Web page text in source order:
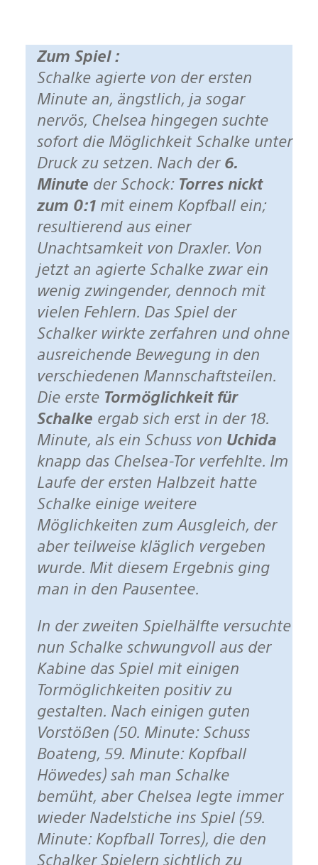
Zum Spiel :
Schalke agierte von der ersten
Minute an, ängstlich, ja sogar
nervös, Chelsea hingegen suchte
sofort die Möglichkeit Schalke unter
Druck zu setzen. Nach der 6.
Minute der Schock: Torres nickt
zum 0:1mit einem Kopfball ein;
resultierend aus einer
Unachtsamkeit von Draxler. Von
jetzt an agierte Schalke zwar ein
wenig zwingender, dennoch mit
vielen Fehlern. Das Spiel der
Schalker wirkte zerfahren und ohne
ausreichende Bewegung in den
verschiedenen Mannschaftsteilen.
Die erste Tormöglichkeit für
Schalke ergab sich erst in der 18.
Minute, als ein Schuss von Uchida
knapp das Chelsea-Tor verfehlte. Im
Laufe der ersten Halbzeit hatte
Schalke einige weitere
Möglichkeiten zum Ausgleich, der
aber teilweise kläglich vergeben
wurde. Mit diesem Ergebnis ging
man in den Pausentee.
In der zweiten Spielhälfte versuchte
nun Schalke schwungvoll aus der
Kabine das Spiel mit einigen
Tormöglichkeiten positiv zu
gestalten. Nach einigen guten
Vorstößen (50. Minute: Schuss
Boateng, 59. Minute: Kopfball
Höwedes) sah man Schalke
bemüht, aber Chelsea legte immer
wieder Nadelstiche ins Spiel (59.
Minute: Kopfball Torres), die den
Schalker Spielern sichtlich zu